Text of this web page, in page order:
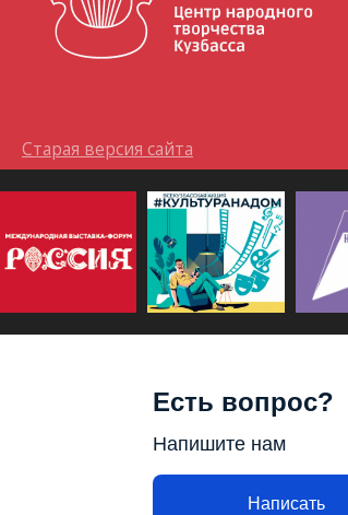
Старая версия сайта
Есть вопрос?
Напишите нам
Написать